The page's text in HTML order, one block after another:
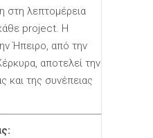
στη λεπτομέρεια
project. Η
Ήπειρο, από την
αποτελεί την
και της συνέπειας